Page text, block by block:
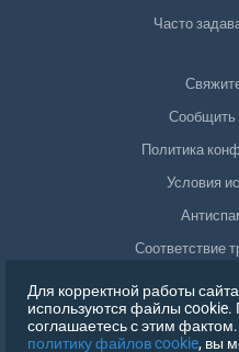
Часто
Сообщить
Политика
Условия
Соответствие
Для корректной работы
используются файлы cookie.
соглашаетесь с этим
политику файлов cookie, вы